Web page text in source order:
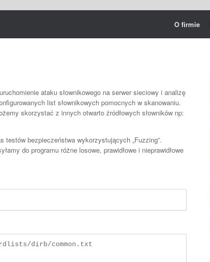
O firmie
ataku słownikowego na serwer sieciowy i analizę
list słownikowych pomocnych w skanowaniu.
skorzystać z innych otwarto źródłowych słowników np:
bezpieczeństwa wykorzystujących „Fuzzing”.
do programu różne losowe, prawidłowe i nieprawidłowe
dirb/common.txt